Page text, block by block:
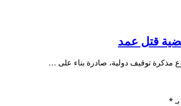
قتل عمد
مذكرة توقيف دولية، صادرة بناء على …
*